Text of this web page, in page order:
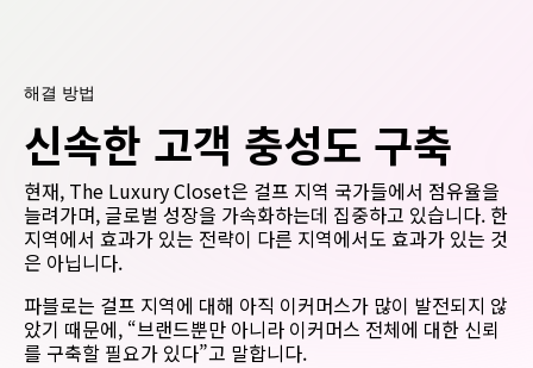
해결 방법
신속한 고객 충성도 구축
현재, The Luxury Closet은 걸프 지역 국가들에서 점유율을
늘려가며, 글로벌 성장을 가속화하는데 집중하고 있습니다. 한
지역에서 효과가 있는 전략이 다른 지역에서도 효과가 있는 것
은 아닙니다.
파블로는 걸프 지역에 대해 아직 이커머스가 많이 발전되지 않
았기 때문에, “브랜드뿐만 아니라 이커머스 전체에 대한 신뢰
를 구축할 필요가 있다”고 말합니다.